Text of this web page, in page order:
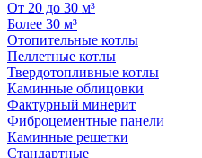
От 20 до 30 м³
Более 30 м³
Отопительные котлы
Пеллетные котлы
Твердотопливные котлы
Каминные облицовки
Фактурный минерит
Фиброцементные панели
Каминные решетки
Стандартные